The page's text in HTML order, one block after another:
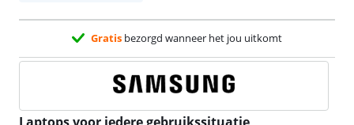
Gratis bezorgd wanneer het jou uitkomt